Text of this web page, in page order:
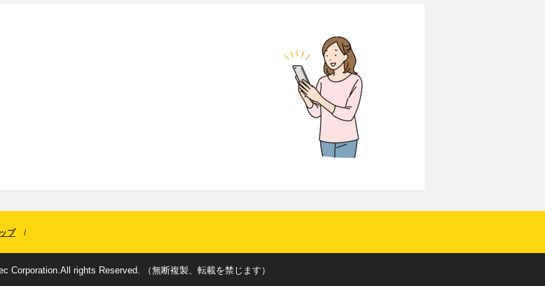
プ
Corporation.All rights Reserved. （無断複製、転載を禁じます）